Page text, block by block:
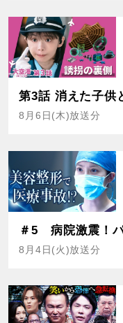
第3話 消えた子供
8月6日(木)放送分
＃5 病院激震！
8月4日(火)放送分